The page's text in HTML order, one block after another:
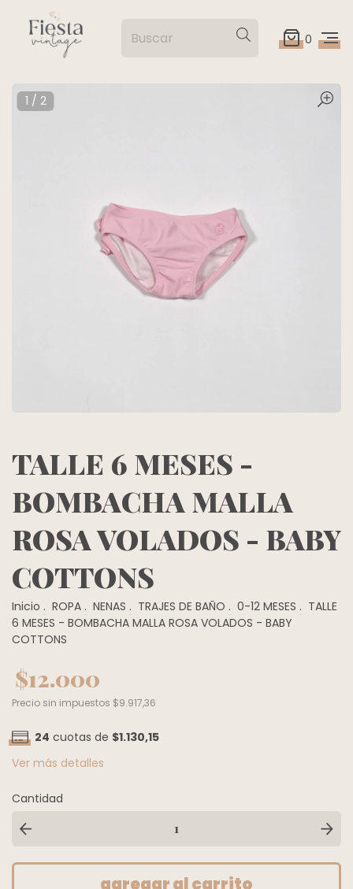
0
TALLE 6 MESES -
BOMBACHA MALLA
ROSA VOLADOS - BABY
COTTONS
Inicio . ROPA . NENAS . TRAJES DE BAÑO . 0-12 MESES . TALLE
6 MESES - BOMBACHA MALLA ROSA VOLADOS - BABY
COTTONS
$12.000
Precio sin impuestos $9.917,36
24 cuotas de $1.130,15
Ver más detalles
Cantidad
1 / 2